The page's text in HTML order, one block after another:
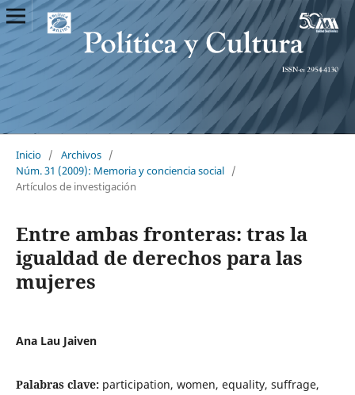
Inicio / Archivos /
Núm. 31 (2009): Memoria y conciencia social /
Artículos de investigación
Entre ambas fronteras: tras la
igualdad de derechos para las
mujeres
Ana Lau Jaiven
Palabras clave: participation, women, equality, suffrage,